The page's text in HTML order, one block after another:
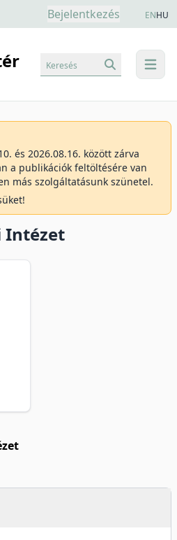
Bejelentkezés ENHU
menu
Keresés
és 2026.08.16. között zárva
a publikációk feltöltésére van
más szolgáltatásunk szünetel.
Intézet